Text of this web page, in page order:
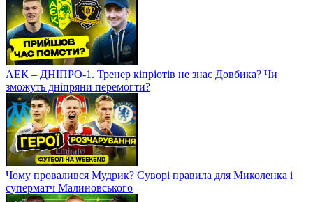
АЕК – ДНІПРО-1. Тренер кіпріотів не знає Довбика? Чи
зможуть дніпряни перемогти?
Чому провалився Мудрик? Суворі правила для Миколенка і
суперматч Малиновського